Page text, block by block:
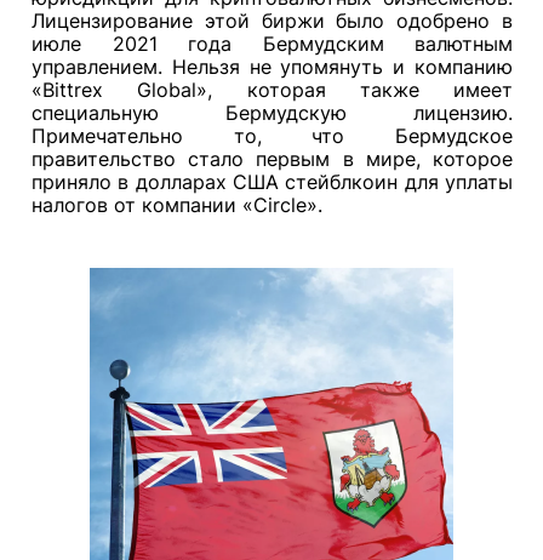
Лицензирование этой биржи было одобрено в
июле 2021 года Бермудским валютным
управлением. Нельзя не упомянуть и компанию
«Bittrex Global», которая также имеет
специальную Бермудскую лицензию.
Примечательно то, что Бермудское
правительство стало первым в мире, которое
приняло в долларах США стейблкоин для уплаты
налогов от компании «Circle».